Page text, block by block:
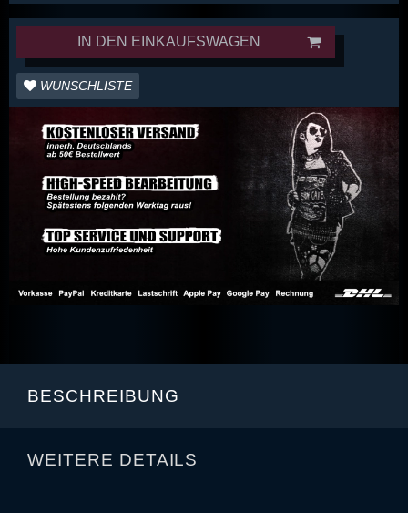
IN DEN EINKAUFSWAGEN
WUNSCHLISTE
BESCHREIBUNG
WEITERE DETAILS